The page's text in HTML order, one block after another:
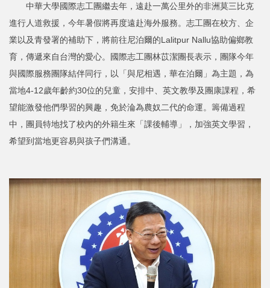
中華大學國際志工團繼去年，遠赴一萬公里外的非洲莫三比克
進行人道救援，今年暑假將再度遠赴海外服務。志工團在校方、企
業以及青發署的補助下，將前往尼泊爾的Lalitpur Nallu協助偏鄉教
育，傳遞來自台灣的愛心。國際志工團林苡潔團長表示，團隊今年
與國際服務團隊結伴同行，以「與尼相遇，華在泊爾」為主題，為
當地4-12歲年齡約30位的兒童，安排中、英文教學及團康課程，希
望能激發他們學習的興趣，免於淪為農奴二代的命運。籌備過程
中，團員特地找了校內的外籍生來「課後輔導」，加強英文學習，
希望到當地更容易與孩子們溝通。